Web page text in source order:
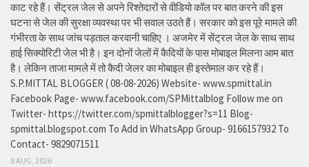
काट रहे हैं। सेंट्रल जेल से अपने रिश्तेदारों से वीडियो कॉल पर बात करने की इस
घटना से जेल की सुरक्षा व्यवस्था पर भी सवाल उठते हैं। सरकार को इस पूरे मामले की
गंभीरता के साथ जांच पड़ताल करवानी चाहिए । अजमेर में सेंट्रल जेल के साथ साथ
हाई सिक्योरिटी जेल भी है। इन दोनों जेलों में कैदियों के पास मोबाइल मिलना आम बात
है। लेकिन ताजा मामले में तो कैदी जेलर का मोबाइल ही इस्तेमाल कर रहे हैं।
S.P.MITTAL BLOGGER ( 08-08-2026) Website- www.spmittal.in
Facebook Page- www.facebook.com/SPMittalblog Follow me on
Twitter- https://twitter.com/spmittalblogger?s=11 Blog-
spmittal.blogspot.com To Add in WhatsApp Group- 9166157932 To
Contact- 9829071511
8 AUG, 2026